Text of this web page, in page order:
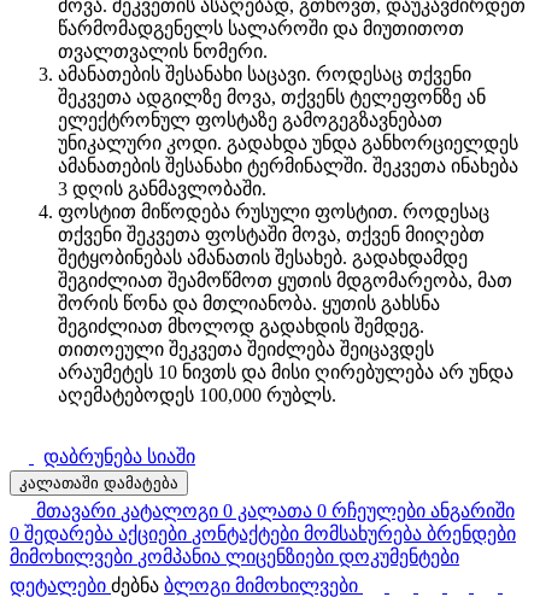
მოვა. შეკვეთის ასაღებად, გთხოვთ, დაუკავშირდეთ
წარმომადგენელს სალაროში და მიუთითოთ
თვალთვალის ნომერი.
ამანათების შესანახი საცავი. როდესაც თქვენი
შეკვეთა ადგილზე მოვა, თქვენს ტელეფონზე ან
ელექტრონულ ფოსტაზე გამოგეგზავნებათ
უნიკალური კოდი. გადახდა უნდა განხორციელდეს
ამანათების შესანახი ტერმინალში. შეკვეთა ინახება
3 დღის განმავლობაში.
ფოსტით მიწოდება რუსული ფოსტით. როდესაც
თქვენი შეკვეთა ფოსტაში მოვა, თქვენ მიიღებთ
შეტყობინებას ამანათის შესახებ. გადახდამდე
შეგიძლიათ შეამოწმოთ ყუთის მდგომარეობა, მათ
შორის წონა და მთლიანობა. ყუთის გახსნა
შეგიძლიათ მხოლოდ გადახდის შემდეგ.
თითოეული შეკვეთა შეიძლება შეიცავდეს
არაუმეტეს 10 ნივთს და მისი ღირებულება არ უნდა
აღემატებოდეს 100,000 რუბლს.
დაბრუნება სიაში
კალათაში დამატება
მთავარი კატალოგი 0 კალათა 0 რჩეულები ანგარიში
0 შედარება აქციები კონტაქტები მომსახურება ბრენდები
მიმოხილვები კომპანია ლიცენზიები დოკუმენტები
დეტალები ძებნა ბლოგი მიმოხილვები